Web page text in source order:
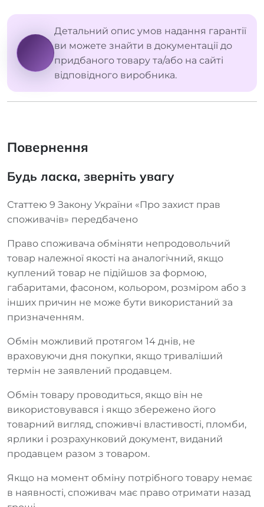
Детальний опис умов надання гарантії
ви можете знайти в документації до
придбаного товару та/або на сайті
відповідного виробника.
Повернення
Будь ласка, зверніть увагу
Статтею 9 Закону України «Про захист прав
споживачів» передбачено
Право споживача обміняти непродовольчий
товар належної якості на аналогічний, якщо
куплений товар не підійшов за формою,
габаритами, фасоном, кольором, розміром або з
інших причин не може бути використаний за
призначенням.
Обмін можливий протягом 14 днів, не
враховуючи дня покупки, якщо триваліший
термін не заявлений продавцем.
Обмін товару проводиться, якщо він не
використовувався і якщо збережено його
товарний вигляд, споживчі властивості, пломби,
ярлики і розрахунковий документ, виданий
продавцем разом з товаром.
Якщо на момент обміну потрібного товару немає
в наявності, споживач має право отримати назад